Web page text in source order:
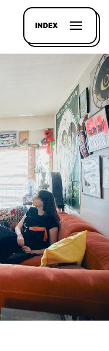
INDEX
記事を
探す
LL
HOUSE
LINE-
UP
PROJECT
WHAT’S
LIFE
LABEL